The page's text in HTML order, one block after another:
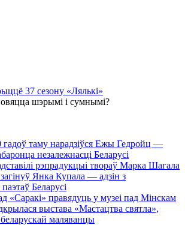
37 сезону «Лялькі»
шэрымі і сумнымі?
таму нарадзіўся Ежы Гедройц —
незалежнасці Беларусі
рэпрадукцыі твораў Марка Шагала
Янка Купала — адзін з
Беларусі
«Саракі» правядуць у музеі пад Мінскам
выстава «Мастацтва святла»,
маляванцы